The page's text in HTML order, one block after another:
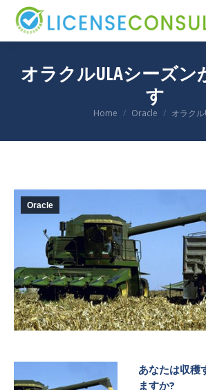
オラクルULAシーズン
す
You are here:
Home Oracle オラク
Oracle
あなたは収穫
ますか?